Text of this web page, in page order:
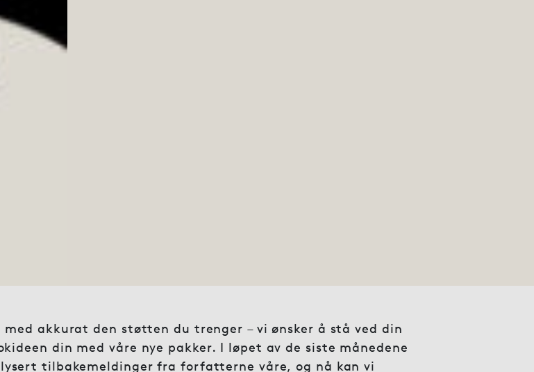
akkurat den støtten du trenger – vi ønsker å stå ved din
din med våre nye pakker. I løpet av de siste månedene
tilbakemeldinger fra forfatterne våre, og nå kan vi